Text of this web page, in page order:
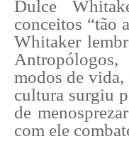
Dulce
conceitos “tão
Whitaker
modos de vida,
cultura surgiu
de
com ele